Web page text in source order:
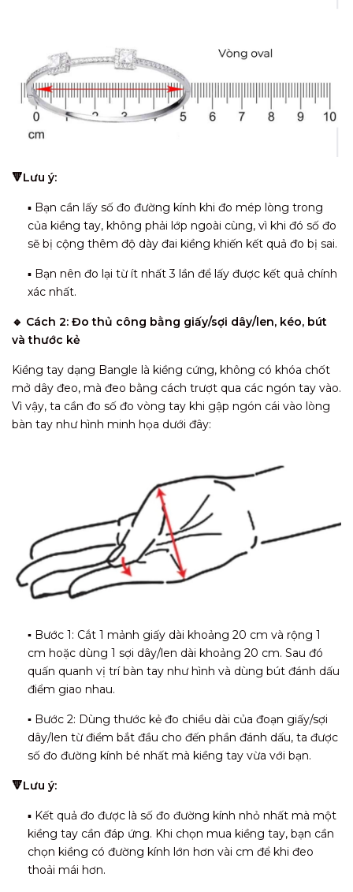
🔻Lưu ý:
▪️ Bạn cần lấy số đo đường kính khi đo mép lòng trong
của kiềng tay, không phải lớp ngoài cùng, vì khi đó số đo
sẽ bị cộng thêm độ dày đai kiềng khiến kết quả đo bị sai.
▪️ Bạn nên đo lại từ ít nhất 3 lần để lấy được kết quả chính
xác nhất.
🔹 Cách 2: Đo thủ công bằng giấy/sợi dây/len, kéo, bút
và thước kẻ
Kiềng tay dạng Bangle là kiềng cứng, không có khóa chốt
mở dây đeo, mà đeo bằng cách trượt qua các ngón tay vào.
Vì vậy, ta cần đo số đo vòng tay khi gập ngón cái vào lòng
bàn tay như hình minh họa dưới đây:
▪️ Bước 1: Cắt 1 mảnh giấy dài khoảng 20 cm và rộng 1
cm hoặc dùng 1 sợi dây/len dài khoảng 20 cm. Sau đó
quấn quanh vị trí bàn tay như hình và dùng bút đánh dấu
điểm giao nhau.
▪️ Bước 2: Dùng thước kẻ đo chiều dài của đoạn giấy/sợi
dây/len từ điểm bắt đầu cho đến phần đánh dấu, ta được
số đo đường kính bé nhất mà kiềng tay vừa với bạn.
🔻Lưu ý:
▪️ Kết quả đo được là số đo đường kính nhỏ nhất mà một
kiềng tay cần đáp ứng. Khi chọn mua kiềng tay, bạn cần
chọn kiềng có đường kính lớn hơn vài cm để khi đeo
thoải mái hơn.